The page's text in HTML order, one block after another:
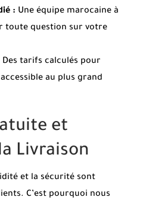
: Une équipe marocaine à
toute question sur votre
Des tarifs calculés pour
au plus grand
et
Livraison
et la sécurité sont
C’est pourquoi nous